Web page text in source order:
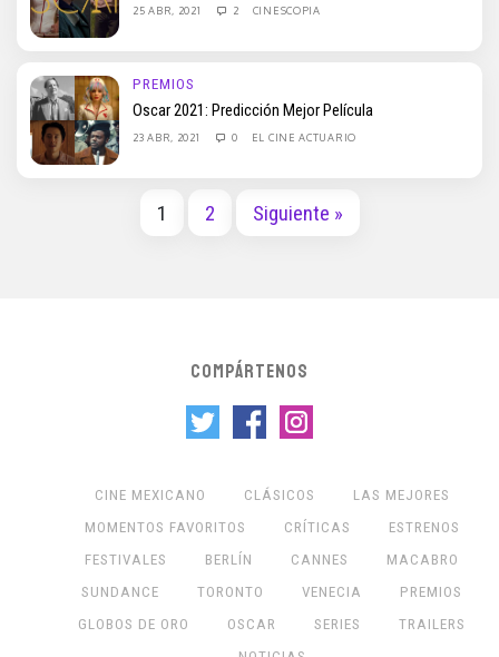
25 ABR, 2021 2 CINESCOPIA
PREMIOS
Oscar 2021: Predicción Mejor Película
23 ABR, 2021 0 EL CINE ACTUARIO
1 2 Siguiente »
COMPÁRTENOS
CINE MEXICANO CLÁSICOS
LAS MEJORES
MOMENTOS FAVORITOS
CRÍTICAS
ESTRENOS
FESTIVALES
BERLÍN CANNES
MACABRO
SUNDANCE
TORONTO VENECIA
PREMIOS
GLOBOS DE ORO
OSCAR SERIES
TRAILERS